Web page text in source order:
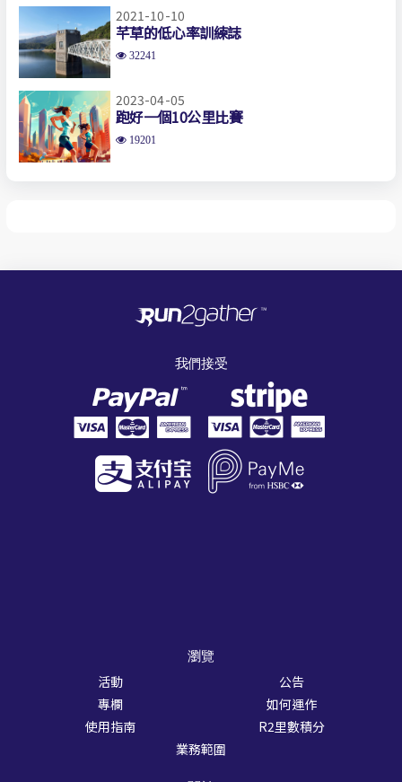
2021-10-10
芊草的低心率訓練誌
32241
2023-04-05
跑好一個10公里比賽
19201
我們接受
瀏覽
活動
公告
專欄
如何運作
使用指南
R2里數積分
業務範圍